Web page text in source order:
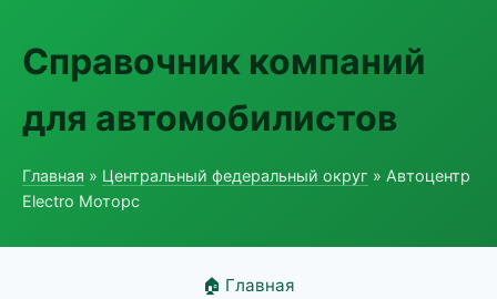
Справочник компаний
для автомобилистов
Главная » Центральный федеральный округ » Автоцентр
Electro Моторс
🏠 Главная